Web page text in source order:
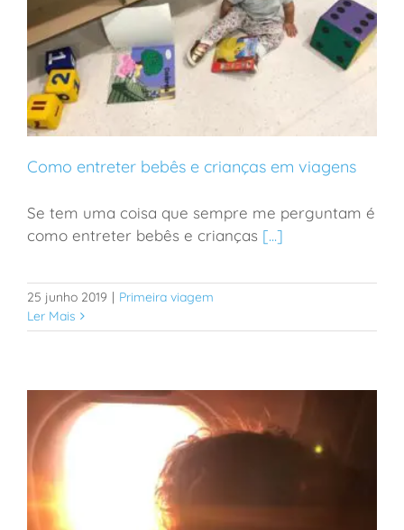
Como entreter bebês e crianças em viagens
Se tem uma coisa que sempre me perguntam é
como entreter bebês e crianças [...]
25 junho 2019 | Primeira viagem
Ler Mais